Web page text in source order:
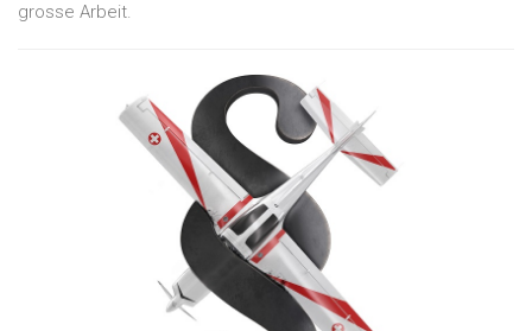
grosse Arbeit.